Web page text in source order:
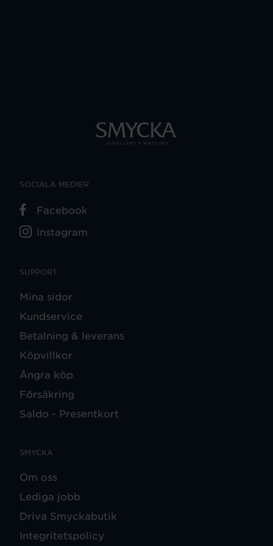
SUPPORT
Mina sidor
Kundservice
Betalning & leverans
Köpvillkor
Ångra köp
Försäkring
Saldo - Presentkort
SMYCKA
Om oss
Lediga jobb
Driva Smyckabutik
Integritetspolicy
SOCIALA MEDIER
Facebook
Instagram